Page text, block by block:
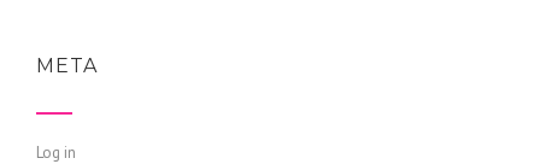
META
Log in